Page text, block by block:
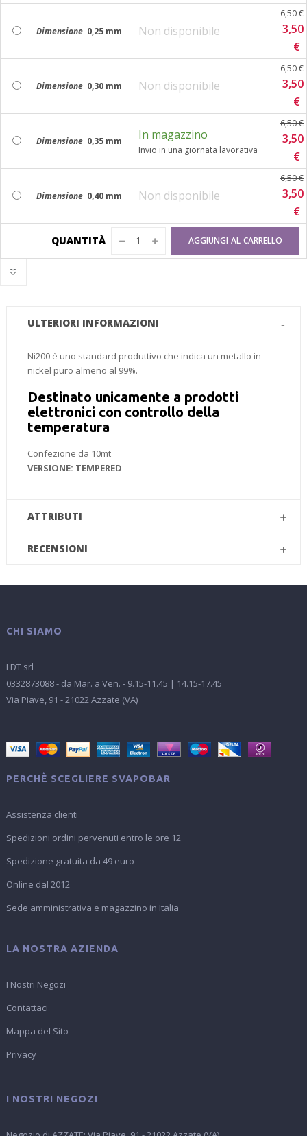
Dimensione 0,25 mm Non disponibile
6,50 €
3,50
€
Dimensione 0,30 mm Non disponibile
6,50 €
3,50
€
Dimensione 0,35 mm In magazzino
Invio in una giornata lavorativa
6,50 €
3,50
€
Dimensione 0,40 mm Non disponibile
6,50 €
3,50
€
QUANTITÀ AGGIUNGI AL CARRELLO
ULTERIORI INFORMAZIONI
Ni200 è uno standard produttivo che indica un metallo in
nickel puro almeno al 99%.
Destinato unicamente a prodotti
elettronici con controllo della
temperatura
Confezione da 10mt
VERSIONE: TEMPERED
ATTRIBUTI
RECENSIONI
CHI SIAMO
LDT srl
0332873088 - da Mar. a Ven. - 9.15-11.45 | 14.15-17.45
Via Piave, 91 - 21022 Azzate (VA)
PERCHÈ SCEGLIERE SVAPOBAR
Assistenza clienti
Spedizioni ordini pervenuti entro le ore 12
Spedizione gratuita da 49 euro
Online dal 2012
Sede amministrativa e magazzino in Italia
LA NOSTRA AZIENDA
I Nostri Negozi
Contattaci
Mappa del Sito
Privacy
I NOSTRI NEGOZI